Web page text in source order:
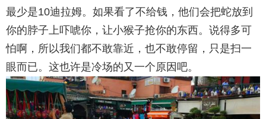
最少是10迪拉姆。如果看了不给钱，他们会把蛇放到
你的脖子上吓唬你，让小猴子抢你的东西。说得多可
怕啊，所以我们都不敢靠近，也不敢停留，只是扫一
眼而已。这也许是冷场的又一个原因吧。